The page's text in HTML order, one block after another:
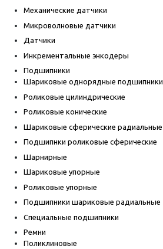
Механические датчики
Микроволновые датчики
Датчики
Инкрементальные энкодеры
Подшипники
Шариковые однорядные подшипники
Роликовые цилиндрические
Роликовые конические
Шариковые сферические радиальные
Подшипнки роликовые сферические
Шарнирные
Шариковые упорные
Роликовые упорные
Подшипники шариковые радиальные
Специальные подшипники
Ремни
Поликлиновые